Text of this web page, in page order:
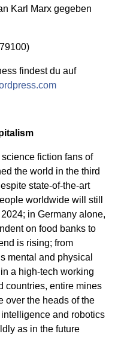
Karl Marx gegeben
findest du auf
fiction fans of
the world in the third
state-of-the-art
worldwide will still
in Germany alone,
on food banks to
is rising; from
mental and physical
a high-tech working
countries, entire mines
over the heads of the
and robotics
as in the future